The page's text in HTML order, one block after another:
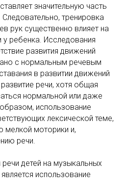
значительную часть
тренировка
рук существенно влияет на
у ребенка. Исследования
развития движений
с нормальным речевым
в развитии движений
речи, хотя общая
нормальной или даже
использование
лексической теме,
мелкой моторики и,
речи.
детей на музыкальных
использование